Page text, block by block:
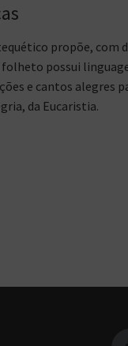
propõe, com
possui
e cantos alegres
da Eucaristia.